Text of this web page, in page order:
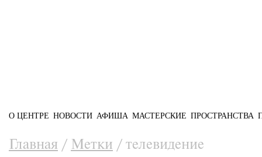
Главное меню
О ЦЕНТРЕ НОВОСТИ АФИША МАСТЕРСКИЕ ПРОСТРАНСТВА
Вы здесь
Главная / Метки / телевидение